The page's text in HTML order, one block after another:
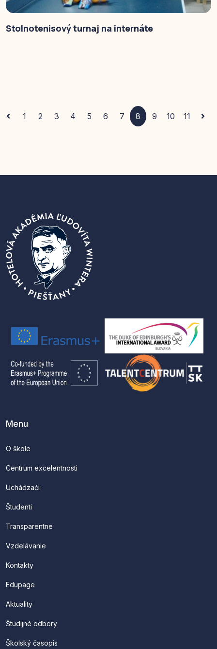
Stolnotenisový turnaj na internáte
1 2 3 4 5 6 7 8 9 10 11
Menu
O škole
Centrum excelentnosti
Uchádzači
Študenti
Transparentne
Vzdelávanie
Kontakty
Edupage
Aktuality
Študijné odbory
Školský časopis